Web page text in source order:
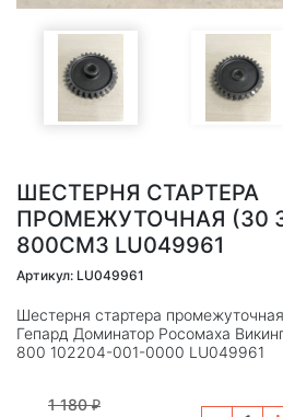
ШЕСТЕРНЯ СТАРТЕРА
ПРОМЕЖУТОЧНАЯ (30
800СМ3 LU049961
Артикул: LU049961
Шестерня стартера
Гепард Доминатор Росомаха
800 102204-001-0000 LU049961
1 180₽